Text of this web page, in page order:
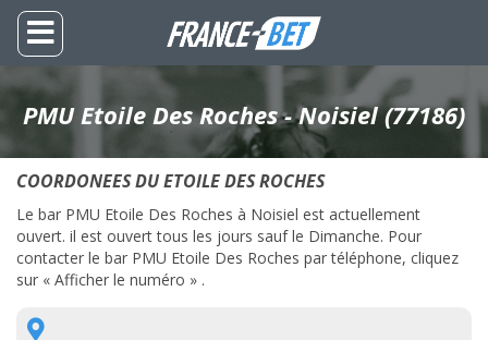
PMU Etoile Des Roches - Noisiel (77186)
COORDONEES DU ETOILE DES ROCHES
Le bar PMU Etoile Des Roches à Noisiel est actuellement
ouvert. il est ouvert tous les jours sauf le Dimanche. Pour
contacter le bar PMU Etoile Des Roches par téléphone, cliquez
sur « Afficher le numéro » .